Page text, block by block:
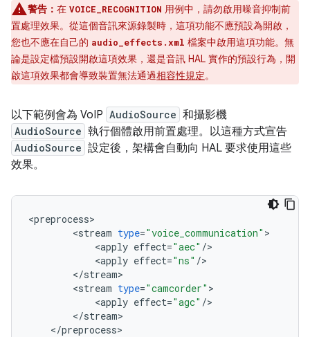
警告： 在 VOICE_RECOGNITION 用例中，請勿啟用噪音抑制前
置處理效果。從這個音訊來源錄製時，這項功能不應預設為開啟，
您也不應在自己的 audio_effects.xml 檔案中啟用這項功能。無
論是設定檔預設開啟這項效果，還是音訊 HAL 實作的預設行為，開
啟這項效果都會導致裝置無法通過相容性規定。
以下範例會為 VoIP AudioSource 和攝影機
AudioSource 執行個體啟用前置處理。以這種方式宣告
AudioSource 設定後，架構會自動向 HAL 要求使用這些
效果。
<preprocess
<stream type="voice_communication"
<apply effect="aec" /
<apply effect="ns" /
</stream
<stream type="camcorder"
<apply effect="agc" /
</stream>
</preprocess>